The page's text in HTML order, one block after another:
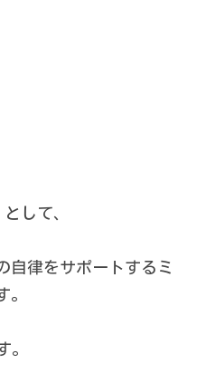
して、
自律をサポートするミ
。
。